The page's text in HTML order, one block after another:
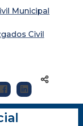
Municipal
Civil